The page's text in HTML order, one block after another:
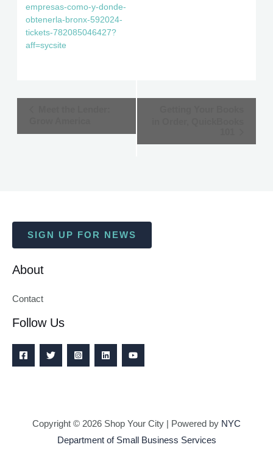
empresas-como-y-donde-
obtenerla-bronx-592024-
tickets-782085046427?
aff=sycsite
SIGN UP FOR NEWS
About
Contact
Follow Us
Copyright © 2026 Shop Your City | Powered by NYC
Department of Small Business Services